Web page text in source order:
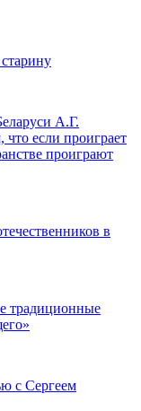
А.Г.
если проиграет
проиграют
в
традиционные
с Сергеем